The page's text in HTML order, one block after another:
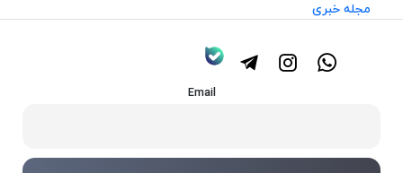
مجله خبری
Email